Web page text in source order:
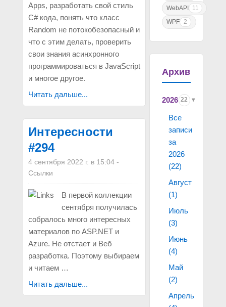
Apps, разработать свой стиль
C# кода, понять что класс
Random не потокобезопасный и
что с этим делать, проверить
свои знания асинхронного
программироваться в JavaScript
и многое другое.
Читать дальше...
Интересности
#294
4 сентября 2022 г. в 15:04-
Ссылки
В первой коллекции
сентября получилась
собралось много интересных
материалов по ASP.NET и
Azure. Не отстает и Веб
разработка. Поэтому выбираем
и читаем …
Читать дальше...
WebAPI
11
WPF 2
Архив
2026 22
Все
записи
за
2026
(22)
Август
(1)
Июль
(3)
Июнь
(4)
Май
(2)
Апрель